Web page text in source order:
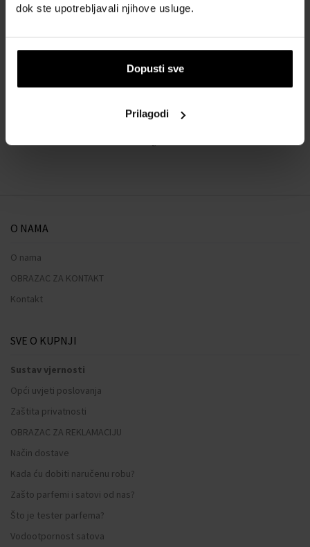
dok ste upotrebljavali njihove usluge.
Dopusti sve
Prilagodi
O NAMA
O nama
OBRAZAC ZA KONTAKT
Kontakt
SVE O KUPNJI
Sustav vjernosti
Opći uvjeti poslovanja
Zaštita privatnosti
OBRAZAC ZA REKLAMACIJU
Način dostave
Kada ću dobiti naručenu robu?
Zašto parfemi i satovi od nas?
Što je tester parfema?
Vodootpornost satova